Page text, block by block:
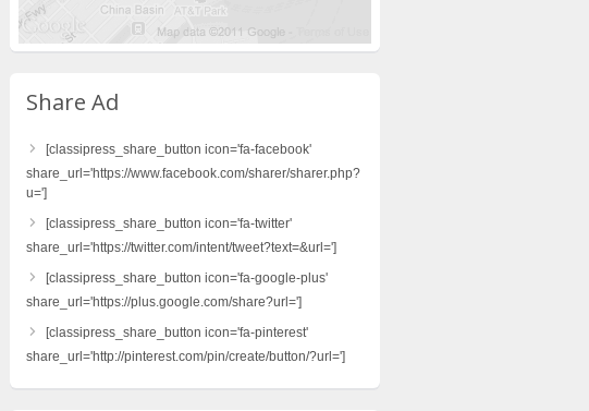
Share Ad
[classipress_share_button icon='fa-facebook'
share_url='https://www.facebook.com/sharer/sharer.php?
u=']
[classipress_share_button icon='fa-twitter'
share_url='https://twitter.com/intent/tweet?text=&url=']
[classipress_share_button icon='fa-google-plus'
share_url='https://plus.google.com/share?url=']
[classipress_share_button icon='fa-pinterest'
share_url='http://pinterest.com/pin/create/button/?url=']